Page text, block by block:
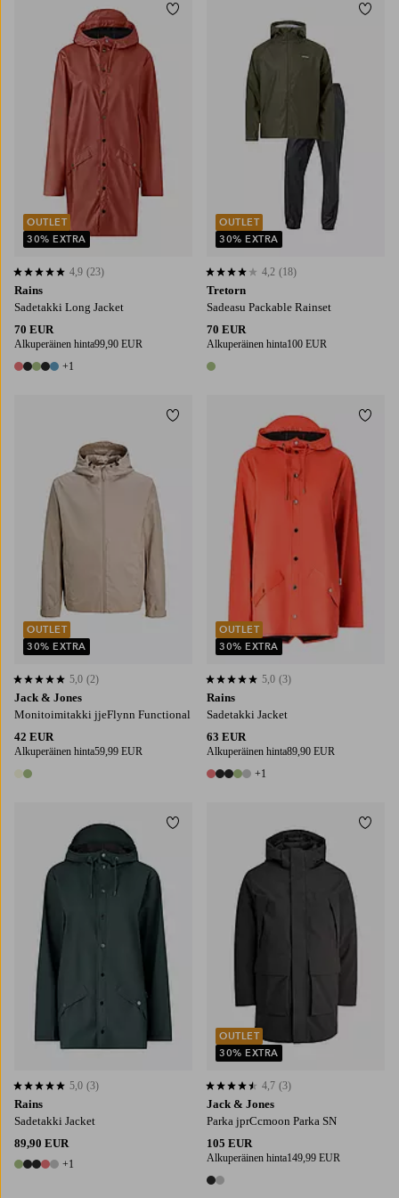
Rains
Sadetakki Long Jacket
70 EUR
Alkuperäinen hinta99,90 EUR
6 värejä
+1
4,9 perustuen 23 arvosanaan
4,9 (23)
OUTLET
30% EXTRA
Lisää suosikkeihin
Tretorn
Sadeasu Packable Rainset
70 EUR
Alkuperäinen hinta100 EUR
1 väri
4,2 perustuen 18 arvosanaan
4,2 (18)
OUTLET
30% EXTRA
Jack & Jones
Monitoimitakki jjeFlynn Functional
42 EUR
Alkuperäinen hinta59,99 EUR
2 värejä
5,0 perustuen 2 arvosanaan
5,0 (2)
OUTLET
30% EXTRA
Lisää suosikkeihin
Rains
Sadetakki Jacket
63 EUR
Alkuperäinen hinta89,90 EUR
6 värejä
+1
5,0 perustuen 3 arvosanaan
5,0 (3)
OUTLET
30% EXTRA
XL
Rains
Sadetakki Jacket
89,90 EUR
6 värejä
+1
5,0 perustuen 3 arvosanaan
5,0 (3)
Lisää suosikkeihin
Jack & Jones
Parka jprCcmoon Parka SN
105 EUR
Alkuperäinen hinta149,99 EUR
2 värejä
4,7 perustuen 3 arvosanaan
4,7 (3)
OUTLET
30% EXTRA